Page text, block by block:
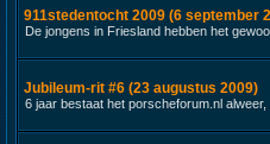
911stedentocht 2009 (6 september
De jongens in Friesland hebben het
Jubileum-rit #6 (23 augustus 2009)
6 jaar bestaat het porscheforum.nl